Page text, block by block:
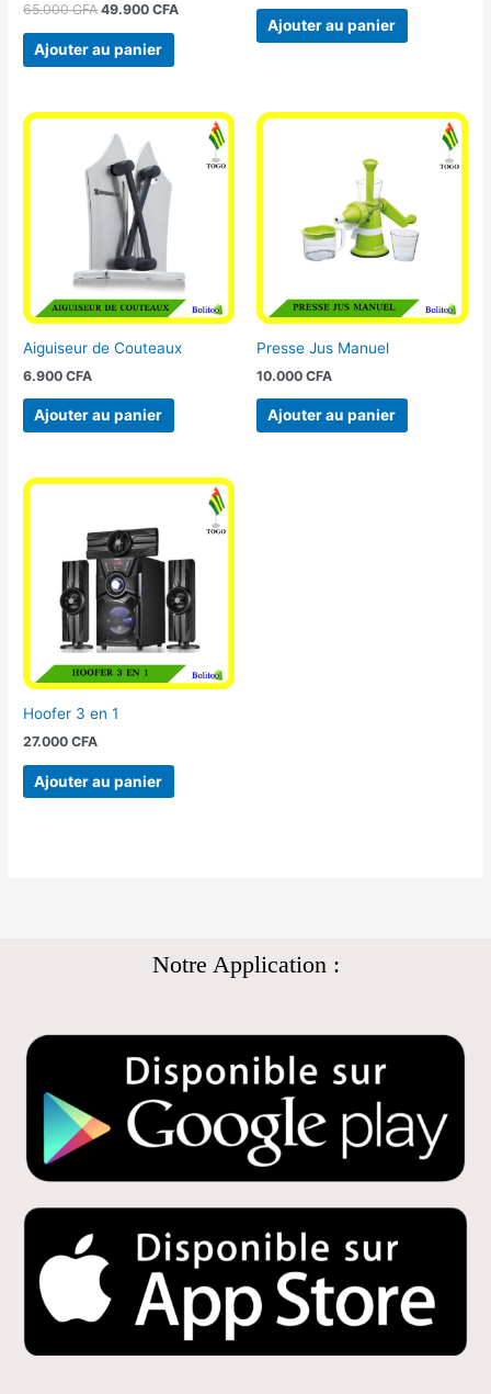
65.000CFA 49.900CFA
Ajouter au panier
Ajouter au panier
Aiguiseur de Couteaux
6.900CFA
Ajouter au panier
Presse Jus Manuel
10.000 CFA
Ajouter au panier
Hoofer 3 en 1
27.000CFA
Ajouter au panier
Notre Application :